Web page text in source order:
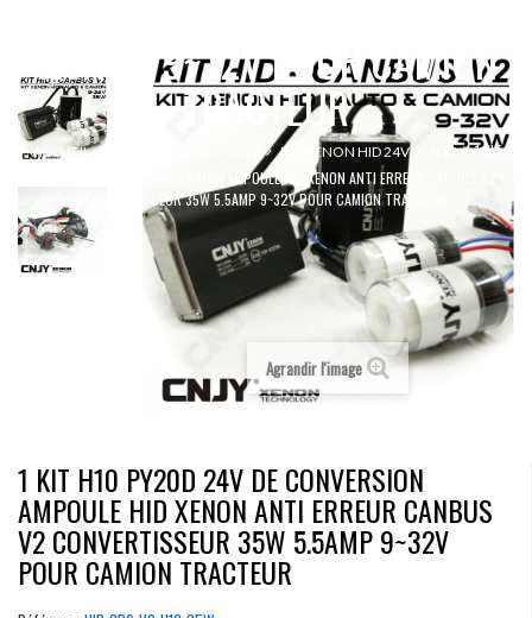
5.5AMP 9~32V POUR CAMION
TRACTEUR
ACCUEIL KIT XENON HID 24V H10
1 KIT
H10 PY20D 24V DE CONVERSION AMPOULE HID XENON ANTI ERREUR CANBUS V2
CONVERTISSEUR 35W 5.5AMP 9~32V POUR CAMION TRACTEUR
Agrandir l'image
1 KIT H10 PY20D 24V DE CONVERSION
AMPOULE HID XENON ANTI ERREUR CANBUS
V2 CONVERTISSEUR 35W 5.5AMP 9~32V
POUR CAMION TRACTEUR